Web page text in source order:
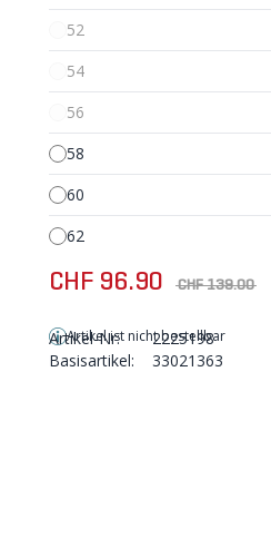
52
54
56
58
60
62
CHF 96.90 CHF 139.00
Artikel ist nicht bestellbar
Artikel-Nr:
2225198
Basisartikel:
33021363